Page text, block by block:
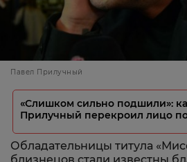
Павел Прилучный
«Слишком сильно подшили»:
Прилучный перекроил лицо
Обладательницы титула